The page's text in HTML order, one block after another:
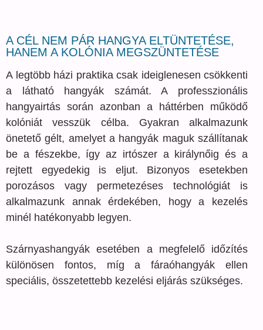
A CÉL NEM PÁR HANGYA ELTÜNTETÉSE,
HANEM A KOLÓNIA MEGSZÜNTETÉSE
A legtöbb házi praktika csak ideiglenesen csökkenti
a látható hangyák számát. A professzionális
hangyairtás során azonban a háttérben működő
kolóniát vesszük célba. Gyakran alkalmazunk
önetető gélt, amelyet a hangyák maguk szállítanak
be a fészekbe, így az irtószer a királynőig és a
rejtett egyedekig is eljut. Bizonyos esetekben
porozásos vagy permetezéses technológiát is
alkalmazunk annak érdekében, hogy a kezelés
minél hatékonyabb legyen.
Szárnyashangyák esetében a megfelelő időzítés
különösen fontos, míg a fáraóhangyák ellen
speciális, összetettebb kezelési eljárás szükséges.